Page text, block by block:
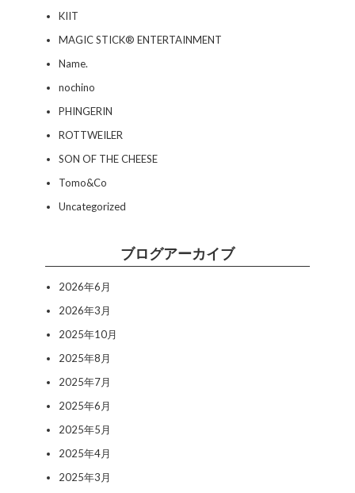
KIIT
MAGIC STICK® ENTERTAINMENT
Name.
nochino
PHINGERIN
ROTTWEILER
SON OF THE CHEESE
Tomo&Co
Uncategorized
ブログアーカイブ
2026年6月
2026年3月
2025年10月
2025年8月
2025年7月
2025年6月
2025年5月
2025年4月
2025年3月